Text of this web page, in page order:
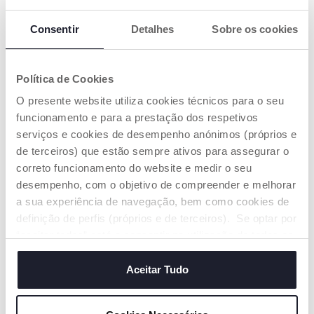
Consentir Detalhes Sobre os cookies
Política de Cookies
O presente website utiliza cookies técnicos para o seu
funcionamento e para a prestação dos respetivos
serviços e cookies de desempenho anónimos (próprios e
de terceiros) que estão sempre ativos para assegurar o
correto funcionamento do website e medir o seu
desempenho, com o objetivo de compreender e melhorar
a sua experiência de navegação, bem como cookies de
definição de perfis (próprios e de terceiros). Se optar por
cookies. Se quiser saber mais, alterar ou revogar o
consentimento de todos ou de alguns cookies, clique em
"mostrar detalhes". Ao fechar este aviso, está a
Aceitar Tudo
Luva Animais da Quinta
€ 16,99
ADICIONAR
Macaquinha Brincalhona
€ 16,99
ADICIONAR